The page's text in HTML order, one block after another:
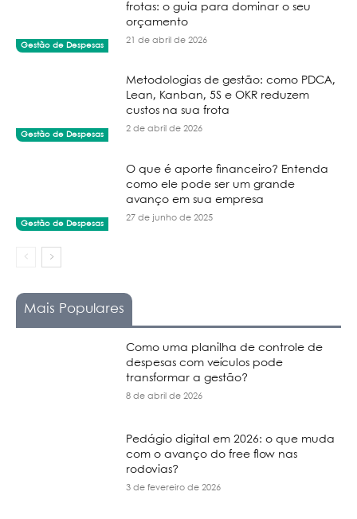
Gestão de Despesas
frotas: o guia para dominar o seu
orçamento
21 de abril de 2026
Gestão de Despesas
Metodologias de gestão: como PDCA,
Lean, Kanban, 5S e OKR reduzem
custos na sua frota
2 de abril de 2026
Gestão de Despesas
O que é aporte financeiro? Entenda
como ele pode ser um grande
avanço em sua empresa
27 de junho de 2025
Mais Populares
Como uma planilha de controle de
despesas com veículos pode
transformar a gestão?
8 de abril de 2026
Pedágio digital em 2026: o que muda
com o avanço do free flow nas
rodovias?
3 de fevereiro de 2026